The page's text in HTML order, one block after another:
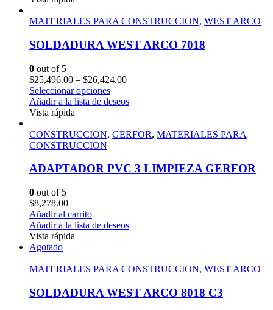
MATERIALES PARA CONSTRUCCION, WEST ARCO
SOLDADURA WEST ARCO 7018
0 out of 5
$25,496.00 – $26,424.00
Seleccionar opciones
Añadir a la lista de deseos
Vista rápida
CONSTRUCCION, GERFOR, MATERIALES PARA
CONSTRUCCION
ADAPTADOR PVC 3 LIMPIEZA GERFOR
0 out of 5
$8,278.00
Añadir al carrito
Añadir a la lista de deseos
Vista rápida
Agotado
MATERIALES PARA CONSTRUCCION, WEST ARCO
SOLDADURA WEST ARCO 8018 C3